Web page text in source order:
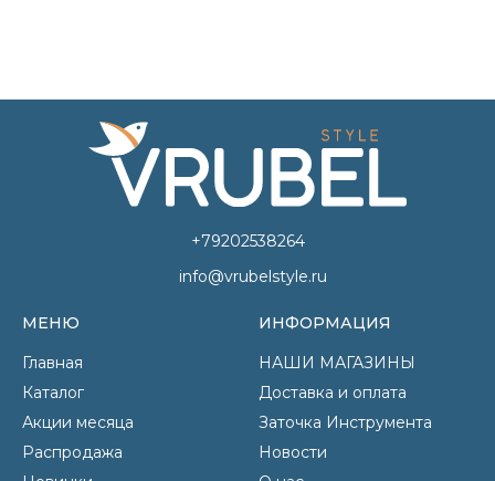
+79202538264
info@vrubelstyle.ru
МЕНЮ
Главная
Каталог
Акции месяца
Распродажа
ИНФОРМАЦИЯ
НАШИ МАГАЗИНЫ
Доставка и оплата
Заточка Инструмента
Новости